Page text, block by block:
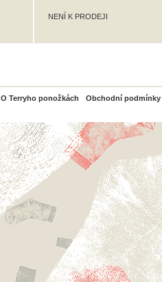
NENÍ K PRODEJI
O Terryho ponožkách Obchodní podmínky
PayPal